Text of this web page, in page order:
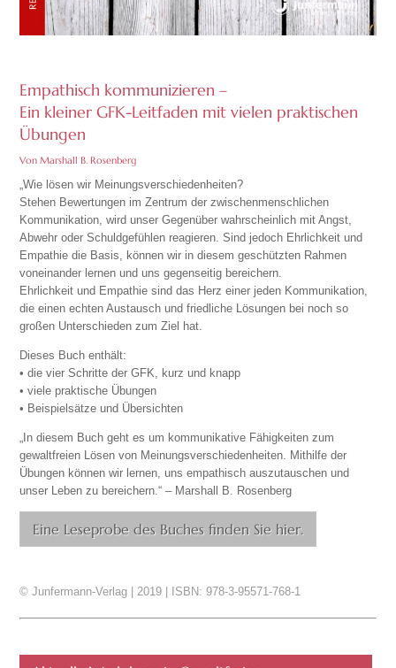
Empathisch kommunizieren –
Ein kleiner GFK-Leitfaden mit vielen praktischen
Übungen
Von Marshall B. Rosenberg
„Wie lösen wir Meinungsverschiedenheiten?
Stehen Bewertungen im Zentrum der zwischenmenschlichen
Kommunikation, wird unser Gegenüber wahrscheinlich mit Angst,
Abwehr oder Schuldgefühlen reagieren. Sind jedoch Ehrlichkeit und
Empathie die Basis, können wir in diesem geschützten Rahmen
voneinander lernen und uns gegenseitig bereichern.
Ehrlichkeit und Empathie sind das Herz einer jeden Kommunikation,
die einen echten Austausch und friedliche Lösungen bei noch so
großen Unterschieden zum Ziel hat.
Dieses Buch enthält:
• die vier Schritte der GFK, kurz und knapp
• viele praktische Übungen
• Beispielsätze und Übersichten
„In diesem Buch geht es um kommunikative Fähigkeiten zum
gewaltfreien Lösen von Meinungsverschiedenheiten. Mithilfe der
Übungen können wir lernen, uns empathisch auszutauschen und
unser Leben zu bereichern.“ – Marshall B. Rosenberg
Eine Leseprobe des Buches finden Sie hier.
© Junfermann-Verlag | 2019 | ISBN: 978-3-95571-768-1